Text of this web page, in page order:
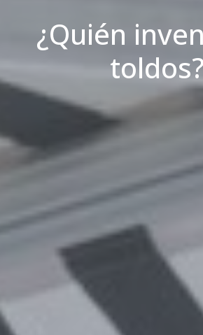
¿Quién
toldos?